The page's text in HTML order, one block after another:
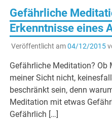
Gefährliche
Erkenntnisse eines
Veröffentlicht am04/12/2015
Gefährliche Meditation?
meiner Sicht nicht,
beschränkt sein, denn
Meditation mit etwas
Gefährlich […]